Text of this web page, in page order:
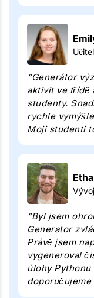
Učitel
“Generátor
aktivit ve třídě
studenty.
rychle
Moji studenti
“Byl jsem
Generator
Právě jsem
vygeneroval
úlohy Pythonu
doporučujeme